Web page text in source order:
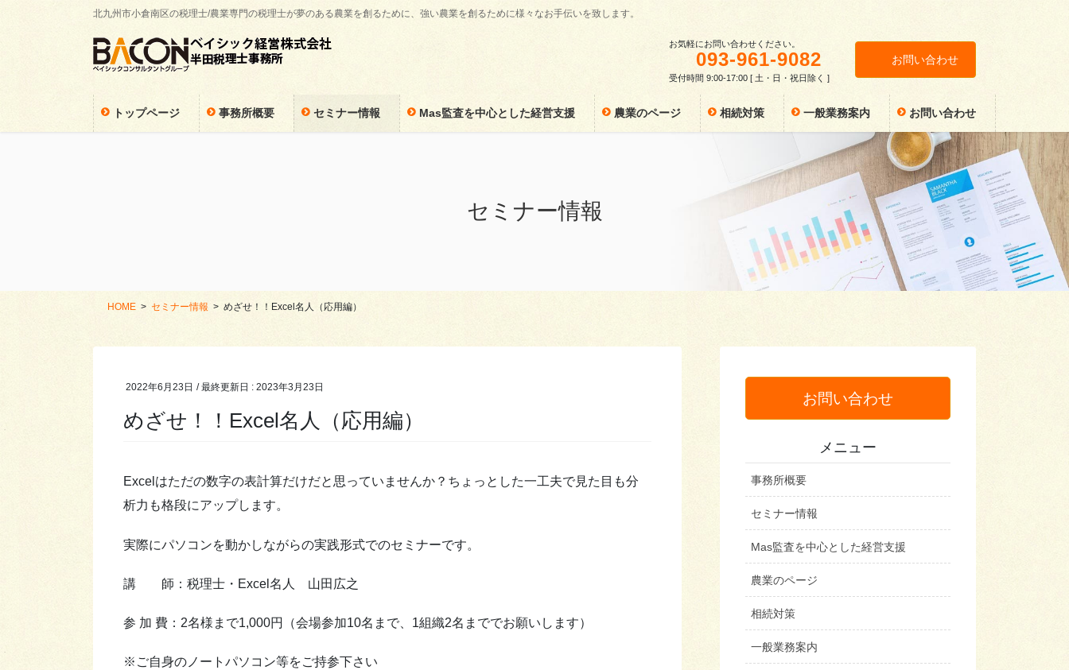
北九州市小倉南区の税理士/農業専門の税理士が夢のある農業を創るために、強い農業を創るために様々なお手伝いを致します。
お気軽にお問い合わせください。
093-961-9082
受付時間 9:00-17:00 [ 土・日・祝日除く ]
お問い合わせ
トップページ 事務所概要 セミナー情報 Mas監査を中心とした経営支援 農業のページ 相続対策 一般業務案内 お問い合わせ
セミナー情報
HOME セミナー情報 めざせ！！Excel名人（応用編）
2022年6月23日 / 最終更新日 :2023年3月23日
めざせ！！Excel名人（応用編）
Excelはただの数字の表計算だけだと思っていませんか？ちょっとした一工夫で見た目も分
析力も格段にアップします。
実際にパソコンを動かしながらの実践形式でのセミナーです。
講 師：税理士・Excel名人 山田広之
参 加 費：2名様まで1,000円（会場参加10名まで、1組織2名まででお願いします）
※ご自身のノートパソコン等をご持参下さい
お問い合わせ
メニュー
事務所概要
セミナー情報
Mas監査を中心とした経営支援
農業のページ
相続対策
一般業務案内